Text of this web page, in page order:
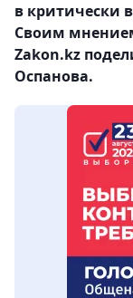
в критически
Своим
Zakon.kz
Оспанова.